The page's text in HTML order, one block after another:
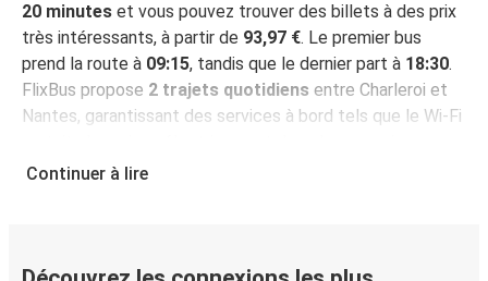
20 minutes et vous pouvez trouver des billets à des prix
très intéressants, à partir de 93,97 €. Le premier bus
prend la route à 09:15, tandis que le dernier part à 18:30.
FlixBus propose 2 trajets quotidiens entre Charleroi et
Nantes, garantissant des services à bord tels que le Wi-Fi
garanties pendant votre voyage.
Effectuer une réservation de billet avec FlixBus, c’est
Continuer à lire